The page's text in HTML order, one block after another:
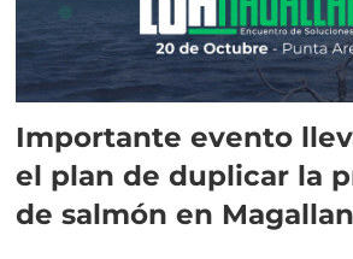
Importante evento
el plan de duplicar la
de salmón en